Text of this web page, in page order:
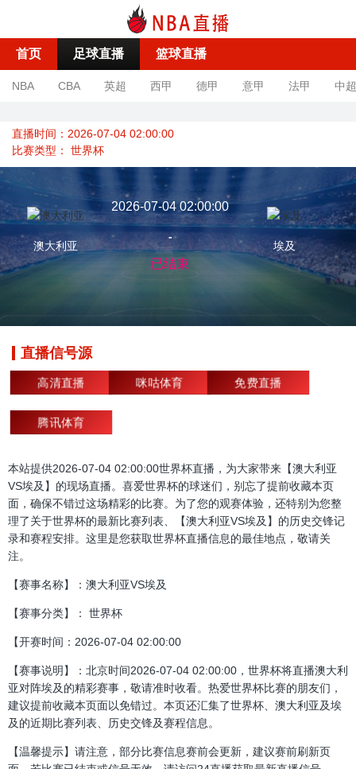
首页 足球直播 篮球直播
NBA CBA 英超 西甲 德甲 意甲 法甲 中超
直播时间：2026-07-04 02:00:00
比赛类型： 世界杯
澳大利亚
2026-07-04 02:00:00
-
已结束
埃及
直播信号源
高清直播 咪咕体育 免费直播
腾讯体育
本站提供2026-07-04 02:00:00世界杯直播，为大家带来【澳大利亚
VS埃及】的现场直播。喜爱世界杯的球迷们，别忘了提前收藏本页
面，确保不错过这场精彩的比赛。为了您的观赛体验，还特别为您整
理了关于世界杯的最新比赛列表、【澳大利亚VS埃及】的历史交锋记
录和赛程安排。这里是您获取世界杯直播信息的最佳地点，敬请关
注。
【赛事名称】：澳大利亚VS埃及
【赛事分类】： 世界杯
【开赛时间：2026-07-04 02:00:00
【赛事说明】：北京时间2026-07-04 02:00:00，世界杯将直播澳大利
亚对阵埃及的精彩赛事，敬请准时收看。热爱世界杯比赛的朋友们，
建议提前收藏本页面以免错过。本页还汇集了世界杯、澳大利亚及埃
及的近期比赛列表、历史交锋及赛程信息。
【温馨提示】请注意，部分比赛信息赛前会更新，建议赛前刷新页